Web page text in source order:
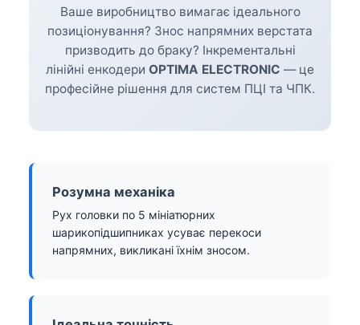
Ваше виробництво вимагає ідеального
позиціонування? Знос напрямних верстата
призводить до браку? Інкрементальні
лінійні енкодери OPTIMA ELECTRONIC — це
професійне рішення для систем ПЦІ та ЧПК.
Розумна механіка
Рух головки по 5 мініатюрних
шарикопідшипниках усуває перекоси
напрямних, викликані їхнім зносом.